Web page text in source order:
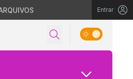
Entrar